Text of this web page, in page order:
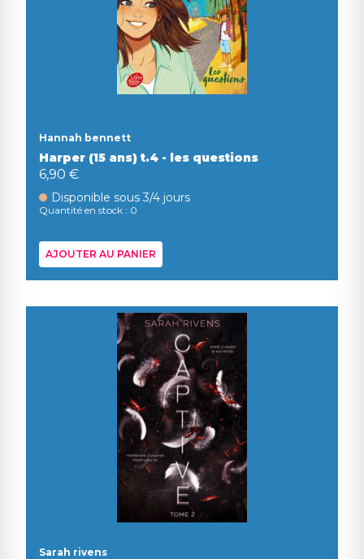
Hannah bennett
Harper (15 ans) t.4 - les questions
6,90 €
Disponible sous 3/4 jours
Quantité en stock : 0
AJOUTER AU PANIER
Sarah rivens